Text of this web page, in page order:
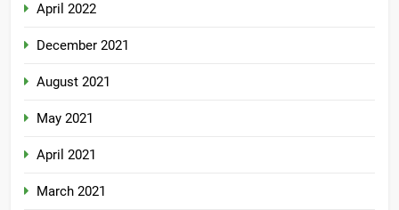
April 2022
December 2021
August 2021
May 2021
April 2021
March 2021